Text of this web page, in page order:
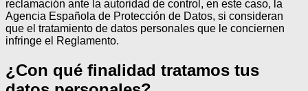
reclamación ante la autoridad de control, en este caso, la
Agencia Española de Protección de Datos, si consideran
que el tratamiento de datos personales que le conciernen
infringe el Reglamento.
¿Con qué finalidad tratamos tus